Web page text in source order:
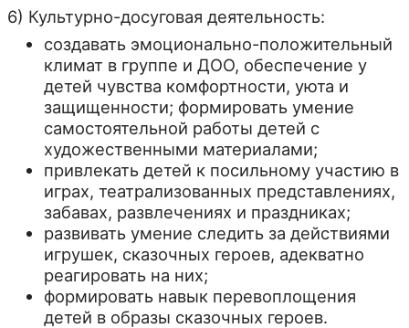
6) Культурно-досуговая деятельность:
создавать эмоционально-положительный
климат в группе и ДОО, обеспечение у
детей чувства комфортности, уюта и
защищенности; формировать умение
самостоятельной работы детей с
художественными материалами;
привлекать детей к посильному участию в
играх, театрализованных представлениях,
забавах, развлечениях и праздниках;
развивать умение следить за действиями
игрушек, сказочных героев, адекватно
реагировать на них;
формировать навык перевоплощения
детей в образы сказочных героев.